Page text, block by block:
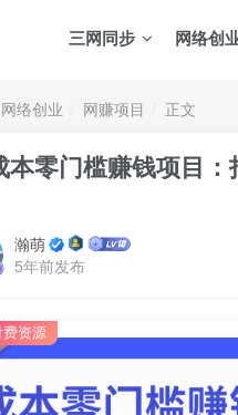
三网同步 网络创
网络创业 网赚项目 正文
本零门槛赚钱项目
瀚萌
5年前发布
资源